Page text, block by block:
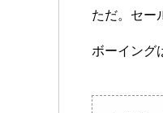
ただ。セー
ボーイング